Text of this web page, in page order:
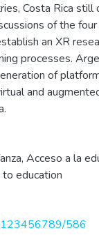
Costa Rica
of the
an XR
processes.
of
and
, Acceso a la
education
123456789/586